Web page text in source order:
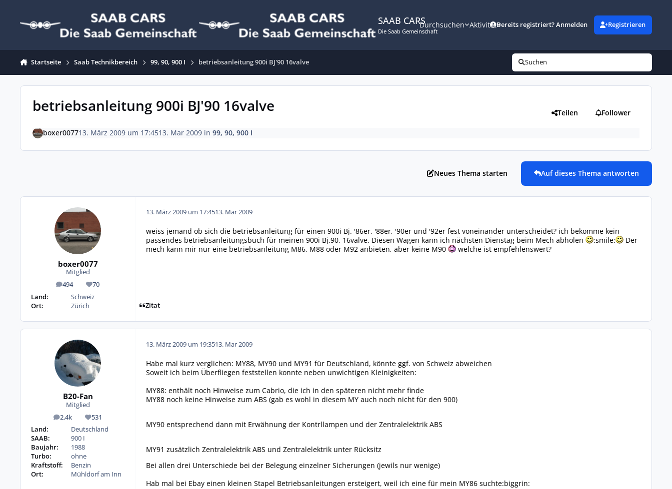
SAAB CARS
Die Saab Gemeinschaft
Durchsuchen AktivitätBereits registriert? Anmelden Registrieren
Startseite Saab Technikbereich 99, 90, 900 I betriebsanleitung 900i BJ'90 16valve Suchen
betriebsanleitung 900i BJ'90 16valve Teilen Follower
boxer007713. März 2009 um 17:4513. Mar 2009in 99, 90, 900 I
Neues Thema starten Auf dieses Thema antworten
boxer0077
Mitglied
494
Beiträge 70
Reputation
Land:
Schweiz
Ort:
Zürich
13. März 2009 um 17:4513. Mar 2009
weiss jemand ob sich die betriebsanleitung für einen 900i Bj. '86er, '88er, '90er und '92er fest voneinander unterscheidet? ich bekomme kein
passendes betriebsanleitungsbuch für meinen 900i Bj.90, 16valve. Diesen Wagen kann ich nächsten Dienstag beim Mech abholen
:smile:
Der
mech kann mir nur eine betriebsanleitung M86, M88 oder M92 anbieten, aber keine M90
welche ist empfehlenswert?
Zitat
B20-Fan
Mitglied
2,4k
Beiträge 531
Reputation
Land:
Deutschland
SAAB:
900 I
Baujahr:
1988
Turbo:
ohne
Kraftstoff:
Benzin
Ort:
Mühldorf am Inn
13. März 2009 um 19:3513. Mar 2009
Habe mal kurz verglichen: MY88, MY90 und MY91 für Deutschland, könnte ggf. von Schweiz abweichen
Soweit ich beim Überfliegen feststellen konnte neben unwichtigen Kleinigkeiten:
MY88: enthält noch Hinweise zum Cabrio, die ich in den späteren nicht mehr finde
MY88 noch keine Hinweise zum ABS (gab es wohl in diesem MY auch noch nicht für den 900)
MY90 entsprechend dann mit Erwähnung der Kontrllampen und der Zentralelektrik ABS
MY91 zusätzlich Zentralelektrik ABS und Zentralelektrik unter Rücksitz
Bei allen drei Unterschiede bei der Belegung einzelner Sicherungen (jewils nur wenige)
Hab mal bei Ebay einen kleinen Stapel Betriebsanleitungen ersteigert, weil ich eine für mein MY86 suchte:biggrin: